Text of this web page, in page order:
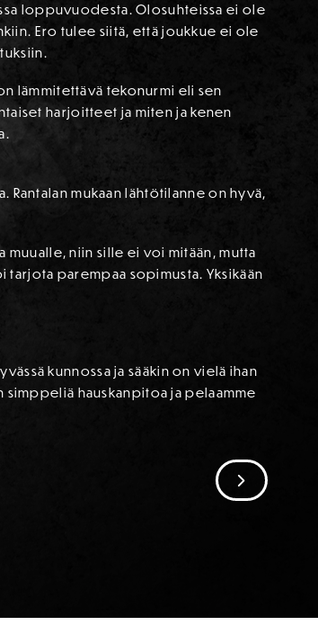
loppuvuodesta. Olosuhteissa ei ole
Ero tulee siitä, että joukkue ei ole
lämmitettävä tekonurmi eli sen
harjoitteet ja miten ja kenen
Rantalan mukaan lähtötilanne on hyvä,
muualle, niin sille ei voi mitään, mutta
parempaa sopimusta. Yksikään
kunnossa ja sääkin on vielä ihan
simppeliä hauskanpitoa ja pelaamme
SIIRRY